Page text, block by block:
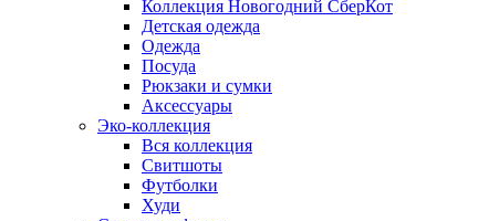
Коллекция Новогодний СберКот
Детская одежда
Одежда
Посуда
Рюкзаки и сумки
Аксессуары
Эко-коллекция
Вся коллекция
Свитшоты
Футболки
Худи